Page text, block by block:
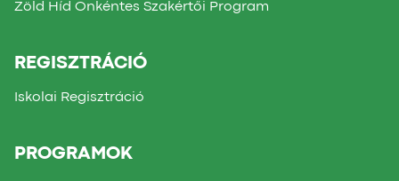
Zöld Híd Önkéntes Szakértői Program
REGISZTRÁCIÓ
Iskolai Regisztráció
PROGRAMOK